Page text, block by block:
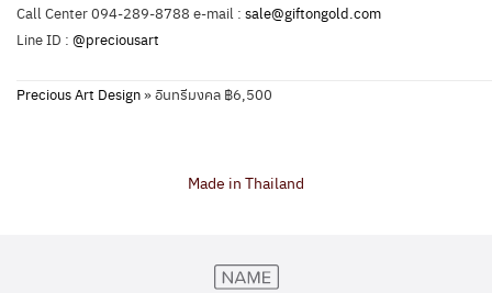
Call Center 094-289-8788 e-mail : sale@giftongold.com
Line ID : @preciousart
Precious Art Design»อินทรีมงคล ฿6,500
Made in Thailand